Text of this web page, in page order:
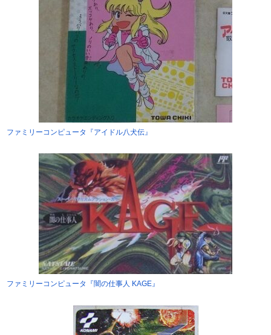
ファミリーコンピュータ『アイドル八犬伝』
ファミリーコンピュータ『闇の仕事人 KAGE』